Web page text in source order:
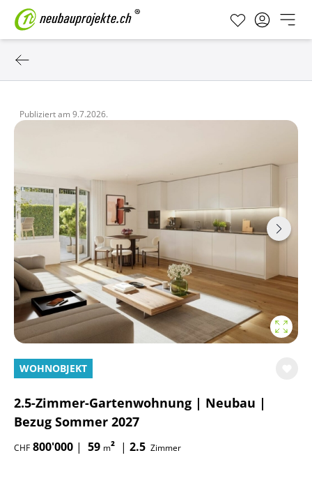
Publiziert am 9.7.2026.
WOHNOBJEKT
2.5-Zimmer-Gartenwohnung | Neubau |
Bezug Sommer 2027
CHF 800'000 | 59 m² | 2.5 Zimmer